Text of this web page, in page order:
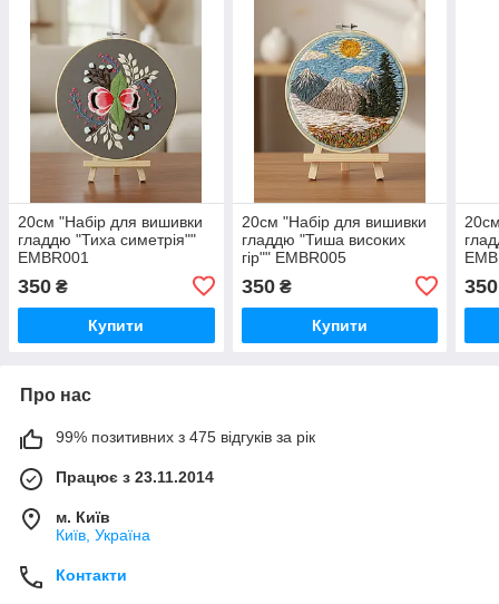
20см "Набір для вишивки
гладдю "Тиха симетрія""
EMBR001
350 ₴
Купити
20см "Набір для вишивки
гладдю "Тиша високих
гір"" EMBR005
350₴
Купити
350
Про нас
99% позитивних з 475 відгуків за рік
Працює з 23.11.2014
м. Київ
Київ, Україна
Контакти